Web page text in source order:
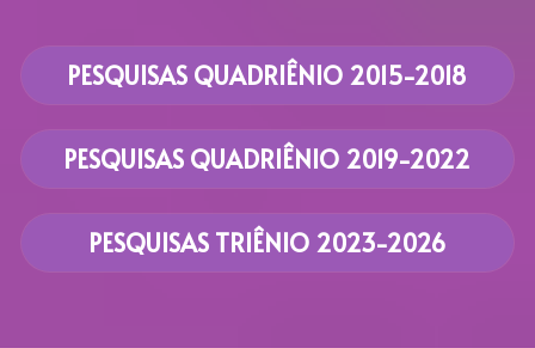
PESQUISAS QUADRIÊNIO 2015-2018
PESQUISAS QUADRIÊNIO 2019-2022
PESQUISAS TRIÊNIO 2023-2026